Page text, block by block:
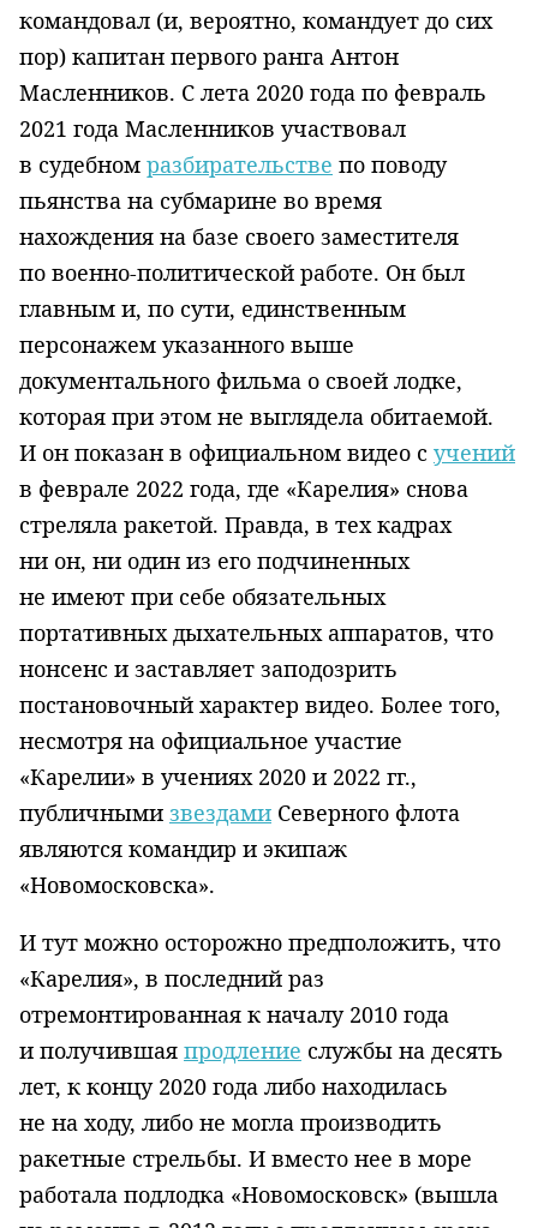
командовал (и, вероятно, командует до сих
пор) капитан первого ранга Антон
Масленников. С лета 2020 года по февраль
2021 года Масленников участвовал
в судебном разбирательстве по поводу
пьянства на субмарине во время
нахождения на базе своего заместителя
по военно-политической работе. Он был
главным и, по сути, единственным
персонажем указанного выше
документального фильма о своей лодке,
которая при этом не выглядела обитаемой.
И он показан в официальном видео с учений
в феврале 2022 года, где «Карелия» снова
стреляла ракетой. Правда, в тех кадрах
ни он, ни один из его подчиненных
не имеют при себе обязательных
портативных дыхательных аппаратов, что
нонсенс и заставляет заподозрить
постановочный характер видео. Более того,
несмотря на официальное участие
«Карелии» в учениях 2020 и 2022 гг.,
публичными звездами Северного флота
являются командир и экипаж
«Новомосковска».
И тут можно осторожно предположить, что
«Карелия», в последний раз
отремонтированная к началу 2010 года
и получившая продление службы на десять
лет, к концу 2020 года либо находилась
не на ходу, либо не могла производить
ракетные стрельбы. И вместо нее в море
работала подлодка «Новомосковск» (вышла